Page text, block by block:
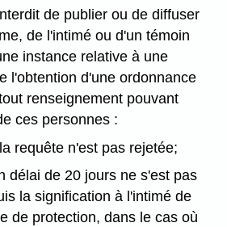
de publier ou de diffuser
de l'intimé ou d'un témoin
instance relative à une
l'obtention d'une ordonnance
renseignement pouvant
ces personnes :
requête n'est pas rejetée;
délai de 20 jours ne s'est pas
la signification à l'intimé de
de protection, dans le cas où